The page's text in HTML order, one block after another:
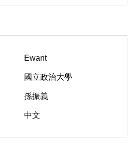
Ewant
國立政治大學
孫振義
中文